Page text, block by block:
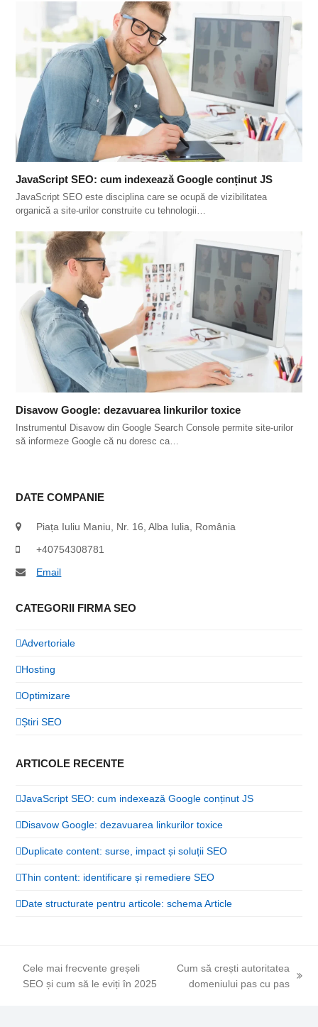
JavaScript SEO: cum indexează Google conținut JS
JavaScript SEO este disciplina care se ocupă de vizibilitatea
organică a site-urilor construite cu tehnologii…
Disavow Google: dezavuarea linkurilor toxice
Instrumentul Disavow din Google Search Console permite site-urilor
să informeze Google că nu doresc ca…
DATE COMPANIE
Piața Iuliu Maniu, Nr. 16, Alba Iulia, România
+40754308781
Email
CATEGORII FIRMA SEO
Advertoriale
Hosting
Optimizare
Știri SEO
ARTICOLE RECENTE
JavaScript SEO: cum indexează Google conținut JS
Disavow Google: dezavuarea linkurilor toxice
Duplicate content: surse, impact și soluții SEO
Thin content: identificare și remediere SEO
Date structurate pentru articole: schema Article
previous
Cele mai frecvente greșeli
SEO și cum să le eviți în 2025
next
Cum să crești autoritatea
domeniului pas cu pas